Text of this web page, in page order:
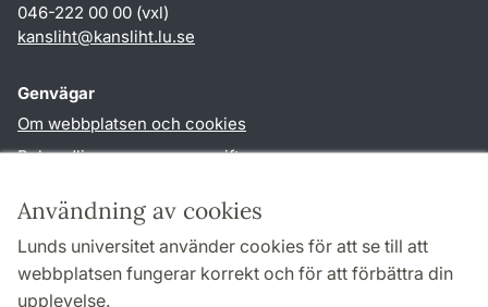
Användning av cookies
Lunds universitet använder cookies för att se till att
webbplatsen fungerar korrekt och för att förbättra din
upplevelse.
046-222 00 00 (vxl)
kansliht@kansliht.lu.se
Genvägar
Om webbplatsen och cookies
Behandling av personuppgifter
TYPO3-login
Följ oss i sociala medier